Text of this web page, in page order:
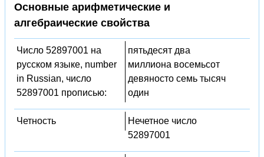
Основные арифметические и
алгебраические свойства
Число 52897001 на
русском языке, number
in Russian, число
52897001 прописью:
пятьдесят два
миллиона восемьсот
девяносто семь тысяч
один
Четность
Нечетное число
52897001